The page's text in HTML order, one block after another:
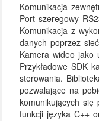
Komunikacja
Port szeregowy
Komunikacja z
danych poprzez
Kamera wideo jako
Przykładowe SDK
sterowania.
pozwalające na
komunikujących się
funkcji języka C++